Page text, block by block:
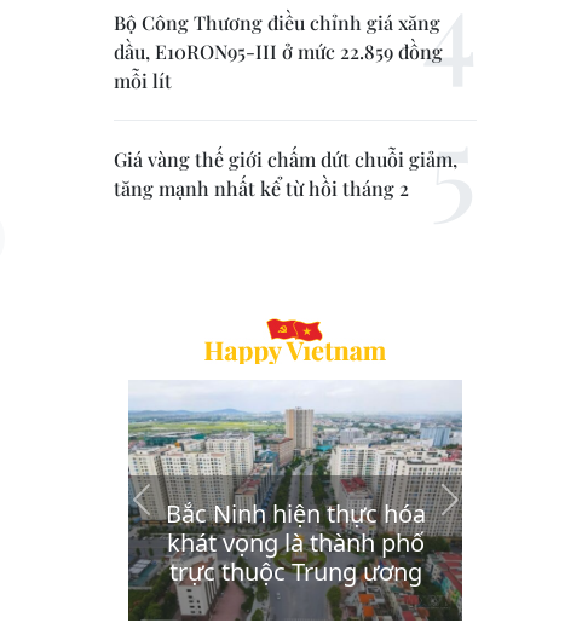
Bộ Công Thương điều chỉnh giá xăng
dầu, E10RON95-III ở mức 22.859 đồng
mỗi lít
Giá vàng thế giới chấm dứt chuỗi giảm,
tăng mạnh nhất kể từ hồi tháng 2